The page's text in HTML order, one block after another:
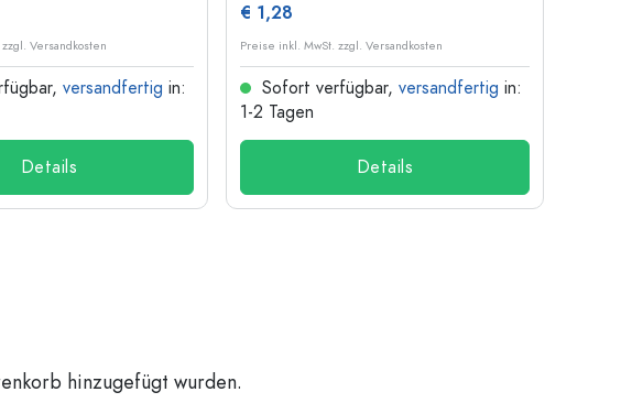
Versandkosten
versandfertig in:
Details
€ 1,28
Preise inkl. MwSt. zzgl. Versandkosten
Sofort verfügbar, versandfertig in:
1-2 Tagen
Details
hinzugefügt wurden.